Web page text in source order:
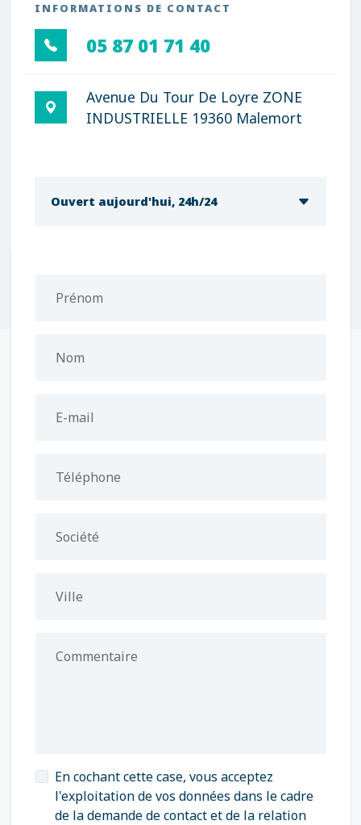
INFORMATIONS DE CONTACT
05 87 01 71 40
Avenue Du Tour De Loyre ZONE
INDUSTRIELLE 19360 Malemort
Ouvert aujourd'hui, 24h/24
Prénom
Nom
E-mail
Téléphone
Société
Ville
Commentaire
En cochant cette case, vous acceptez
l'exploitation de vos données dans le cadre
de la demande de contact et de la relation